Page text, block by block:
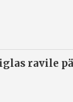
ravile